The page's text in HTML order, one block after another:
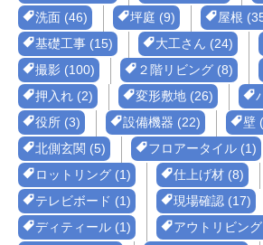
洗面 (46)
坪庭 (9) 屋根
基礎工事 (15)
大工さん (24)
撮影 (100)
２階リビング (8)
押入れ (2)
変形敷地 (26)
役所 (3)
設備機器 (22)
壁
北側玄関 (5)
フロアータイル (1)
ロットリング (1)
仕上げ材 (8)
テレビボード (1)
現場確認 (17)
ディティール (1)
アウトリビン